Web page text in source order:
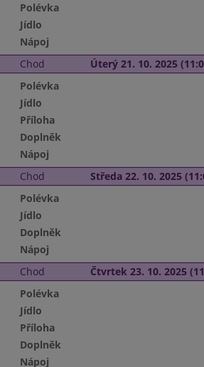
Polévka
Jídlo
Nápoj
Chod Úterý 21. 10. 2025
Polévka
Jídlo
Příloha
Doplněk
Nápoj
Chod Středa 22. 10. 2025
Polévka
Jídlo
Doplněk
Nápoj
Chod Čtvrtek 23. 10. 2025
Polévka
Jídlo
Příloha
Doplněk
Nápoj